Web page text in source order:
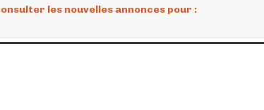
les nouvelles annonces pour :